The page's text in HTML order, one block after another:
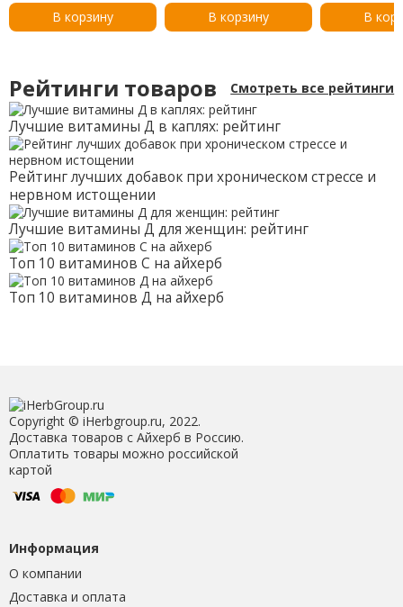
средняя, 3,5 унц. (100 г)
В корзину
буйволиц,
вскормленных на
В корзину В
Рейтинги товаров Смотреть все рейтинги
Лучшие витамины Д в каплях: рейтинг
Рейтинг лучших добавок при хроническом стрессе и
нервном истощении
Лучшие витамины Д для женщин: рейтинг
Топ 10 витаминов С на айхерб
Топ 10 витаминов Д на айхерб
Copyright © iHerbgroup.ru, 2022.
Доставка товаров с Айхерб в Россию.
Оплатить товары можно российской
картой
Информация
О компании
Доставка и оплата